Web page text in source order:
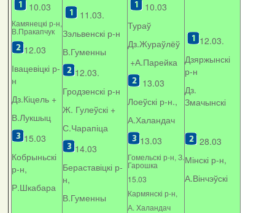
10.03
Камянецкі р-н,
В.Пракапчук
12.03
Івацевіцкі р-
н
Дз.Кіцель +
В.Лукшыц
15.03
Кобрыньскі
р-н,
Р.Шкабара
11.03.
Зэльвенскі р-н
В.Гуменны
12.03.
Гродзенскі р-н
Ж. Гулеўскі +
С.Чарапіца
14.03
Бераставіцкі р-
н,
В.Гуменны
10.03
Тураў
Дз.Жураўлёў
+А.Парейка
13.03
Лоеўскі р-н.,
А.Халандач
13.03
Гомельскі р-н, З.
Гарошка
15.03
Кармянскі р-н,
А. Xаландач
12.03.
Дзяржынскі
р-н
Дз.
Змачынскі
28.03
Мінскі р-н,
А.Вінчэўскі